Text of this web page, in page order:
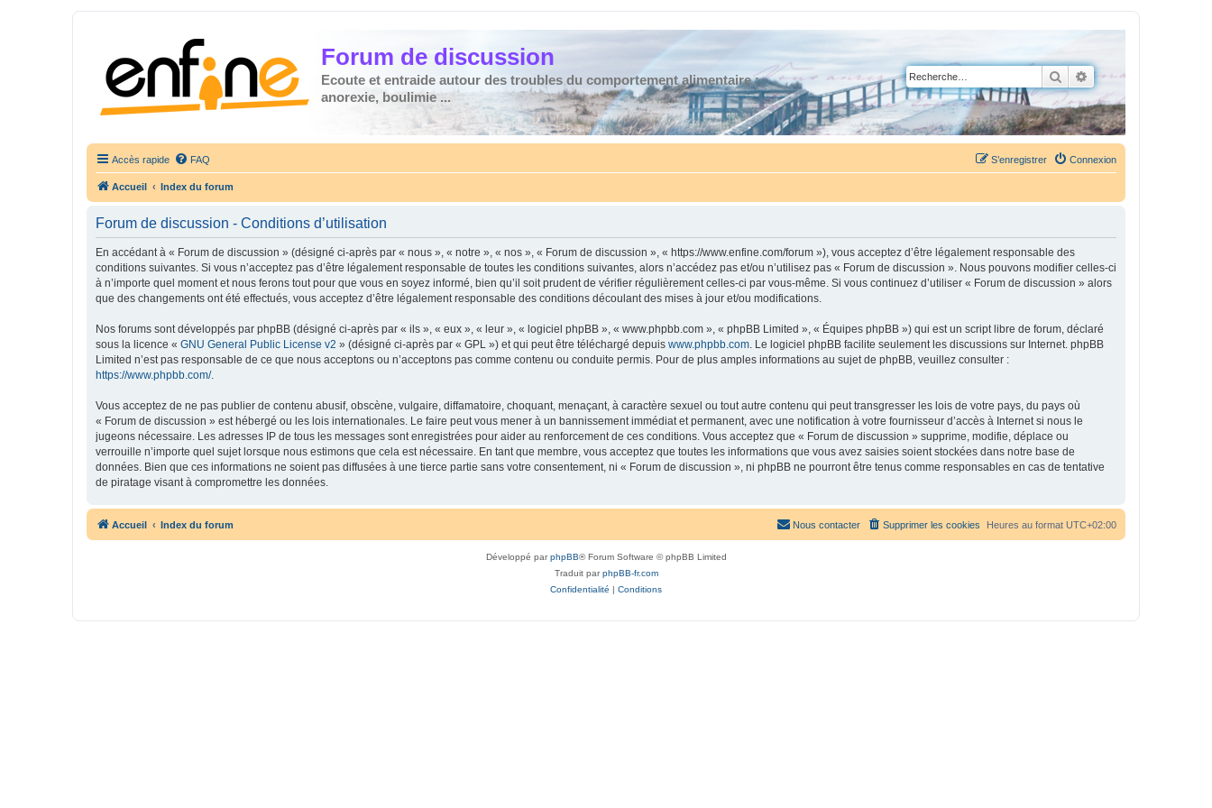
Forum de discussion
Ecoute et entraide autour des troubles du comportement alimentaire :
anorexie, boulimie ...
Rechercher
Recherche avancée
Accès rapide FAQ Connexion
S’enregistrer
Accueil Index du forum
Forum de discussion - Conditions d’utilisation
En accédant à « Forum de discussion » (désigné ci-après par « nous », « notre », « nos », « Forum de discussion », « https://www.enfine.com/forum »), vous acceptez d’être légalement responsable des
conditions suivantes. Si vous n’acceptez pas d’être légalement responsable de toutes les conditions suivantes, alors n’accédez pas et/ou n’utilisez pas « Forum de discussion ». Nous pouvons modifier celles-ci
à n’importe quel moment et nous ferons tout pour que vous en soyez informé, bien qu’il soit prudent de vérifier régulièrement celles-ci par vous-même. Si vous continuez d’utiliser « Forum de discussion » alors
que des changements ont été effectués, vous acceptez d’être légalement responsable des conditions découlant des mises à jour et/ou modifications.
Nos forums sont développés par phpBB (désigné ci-après par « ils », « eux », « leur », « logiciel phpBB », « www.phpbb.com », « phpBB Limited », « Équipes phpBB ») qui est un script libre de forum, déclaré
sous la licence « GNU General Public License v2 » (désigné ci-après par « GPL ») et qui peut être téléchargé depuis www.phpbb.com. Le logiciel phpBB facilite seulement les discussions sur Internet. phpBB
Limited n’est pas responsable de ce que nous acceptons ou n’acceptons pas comme contenu ou conduite permis. Pour de plus amples informations au sujet de phpBB, veuillez consulter :
https://www.phpbb.com/.
Vous acceptez de ne pas publier de contenu abusif, obscène, vulgaire, diffamatoire, choquant, menaçant, à caractère sexuel ou tout autre contenu qui peut transgresser les lois de votre pays, du pays où
« Forum de discussion » est hébergé ou les lois internationales. Le faire peut vous mener à un bannissement immédiat et permanent, avec une notification à votre fournisseur d’accès à Internet si nous le
jugeons nécessaire. Les adresses IP de tous les messages sont enregistrées pour aider au renforcement de ces conditions. Vous acceptez que « Forum de discussion » supprime, modifie, déplace ou
verrouille n’importe quel sujet lorsque nous estimons que cela est nécessaire. En tant que membre, vous acceptez que toutes les informations que vous avez saisies soient stockées dans notre base de
données. Bien que ces informations ne soient pas diffusées à une tierce partie sans votre consentement, ni « Forum de discussion », ni phpBB ne pourront être tenus comme responsables en cas de tentative
de piratage visant à compromettre les données.
Accueil Index du forum Heures au format UTC+02:00
Supprimer les cookies
Nous contacter
Développé parphpBB® Forum Software © phpBB Limited
Traduit parphpBB-fr.com
Confidentialité | Conditions